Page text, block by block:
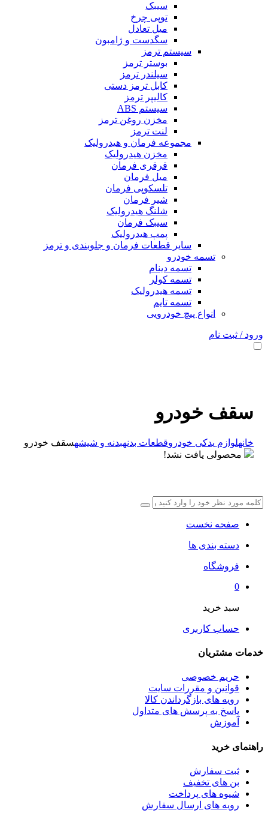
سیبک
توپی چرخ
میل تعادل
سگدست و ژامبون
سیستم ترمز
بوستر ترمز
سیلندر ترمز
کابل ترمز دستی
کالیپر ترمز
سیستم ABS
مخزن روغن ترمز
لنت ترمز
مجموعه فرمان و هیدرولیک
مخزن هیدرولیک
قرقری فرمان
میل فرمان
تلسکوپی فرمان
شیر فرمان
شلنگ هیدرولیک
سیبک فرمان
پمپ هیدرولیک
سایر قطعات فرمان و جلوبندی و ترمز
تسمه خودرو
تسمه دینام
تسمه کولر
تسمه هیدرولیک
تسمه تایم
انواع پیچ خودرویی
ورود / ثبت نام
سقف خودرو
خانهلوازم یدکی خودروقطعات بدنهبدنه و شیشهسقف خودرو
محصولی یافت نشد!
صفحه نخست
دسته بندی ها
فروشگاه
0
سبد خرید
حساب کاربری
خدمات مشتریان
حریم خصوصی
قوانین و مقررات سایت
رویه های بازگرداندن کالا
پاسخ به پرسش های متداول
آموزش
راهنمای خرید
ثبت سفارش
بن های تخفیف
شیوه های پرداخت
رویه های ارسال سفارش